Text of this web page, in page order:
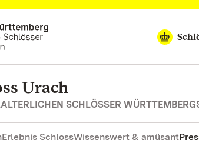
Urach
SCHLÖSSER
Erlebnis SchlossWissenswert & amüsant